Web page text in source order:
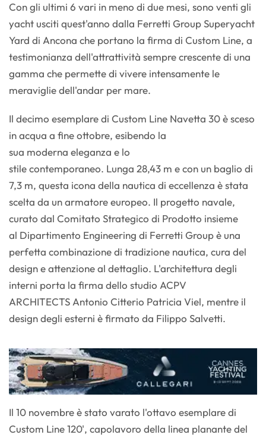
Con gli ultimi 6 vari in meno di due mesi, sono venti gli
yacht usciti quest'anno dalla Ferretti Group Superyacht
Yard di Ancona che portano la firma di Custom Line, a
testimonianza dell'attrattività sempre crescente di una
gamma che permette di vivere intensamente le
meraviglie dell'andar per mare.
Il decimo esemplare di Custom Line Navetta 30 è sceso
in acqua a fine ottobre, esibendo la
sua moderna eleganza e lo
stile contemporaneo. Lunga 28,43 m e con un baglio di
7,3 m, questa icona della nautica di eccellenza è stata
scelta da un armatore europeo. Il progetto navale,
curato dal Comitato Strategico di Prodotto insieme
al Dipartimento Engineering di Ferretti Group è una
perfetta combinazione di tradizione nautica, cura del
design e attenzione al dettaglio. L'architettura degli
interni porta la firma dello studio ACPV
ARCHITECTS Antonio Citterio Patricia Viel, mentre il
design degli esterni è firmato da Filippo Salvetti.
Il 10 novembre è stato varato l'ottavo esemplare di
Custom Line 120', capolavoro della linea planante del